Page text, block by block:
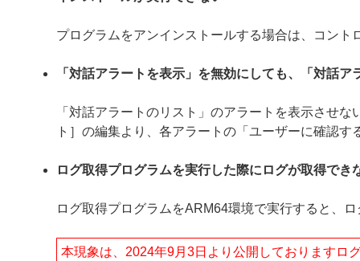
プログラムをアンインストールする場合は、コン
「対話アラートを表示」を無効にしても、「対話
「対話アラートのリスト」のアラートを表示させ
ト］の編集より、各アラートの「ユーザーに確認
ログ取得プログラムを実行した際にログが取得でき
ログ取得プログラムをARM64環境で実行すると、
本現象は、2024年9月3日より公開しておりますロ